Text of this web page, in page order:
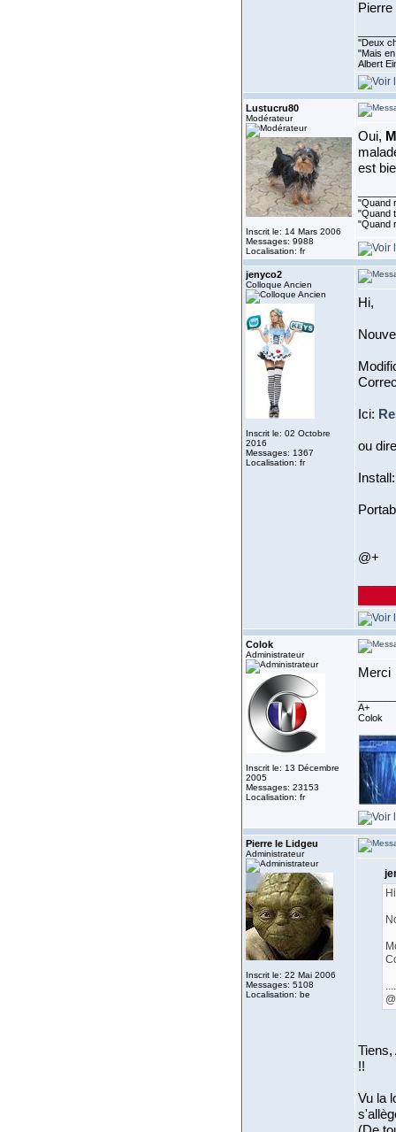
Pierre
''Deux
"Mais
Albert
Lustucru80
Modérateur
Inscrit le: 14 Mars 2006
Messages: 9988
Localisation: fr
Oui,
est
"Quand
"Quand
"Quand
jenyco2
Colloque Ancien
Inscrit le: 02 Octobre
2016
Messages: 1367
Localisation: fr
Hi,
Ici:
ou
@+
Colok
Administrateur
Inscrit le: 13 Décembre
2005
Messages: 23153
Localisation: fr
Merci
A+
Colok
Pierre le Lidgeu
Administrateur
Inscrit le: 22 Mai 2006
Messages: 5108
Localisation: be
Tiens,
!!
Vu la